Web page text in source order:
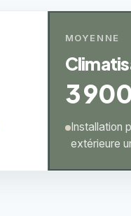
MOYENNE
3
Installation
extérieure